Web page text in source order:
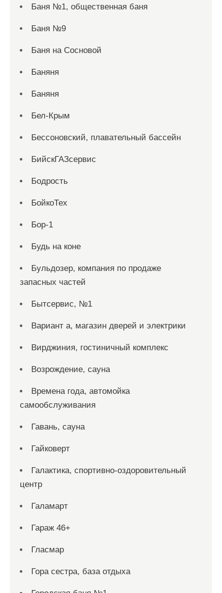
Баня №1, общественная баня
Баня №9
Баня на Сосновой
Баняня
Баняня
Бел-Крым
Бессоновский, плавательный бассейн
БийскГАЗсервис
Бодрость
БойкоТех
Бор-1
Будь на коне
Бульдозер, компания по продаже
запасных частей
Бытсервис, №1
Вариант а, магазин дверей и электрики
Вирджиния, гостиничный комплекс
Возрождение, сауна
Времена года, автомойка
самообслуживания
Гавань, сауна
Гайковерт
Галактика, спортивно-оздоровительный
центр
Галамарт
Гараж 46+
Гласмар
Гора сестра, база отдыха